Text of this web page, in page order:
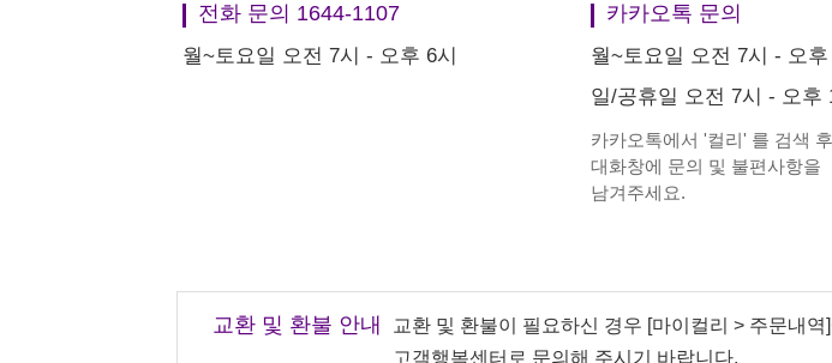
전화 문의 1644-1107
월~토요일 오전 7시 - 오후 6시
카카오톡 문의
월~토요일 오전 7시 - 오후
일/공휴일 오전 7시 - 오후
카카오톡에서 '컬리' 를 검색 후
대화창에 문의 및 불편사항을
남겨주세요.
교환 및 환불 안내
교환 및 환불이 필요하신 경우 [마이컬리 > 주문내
고객행복센터로 문의해 주시기 바랍니다.